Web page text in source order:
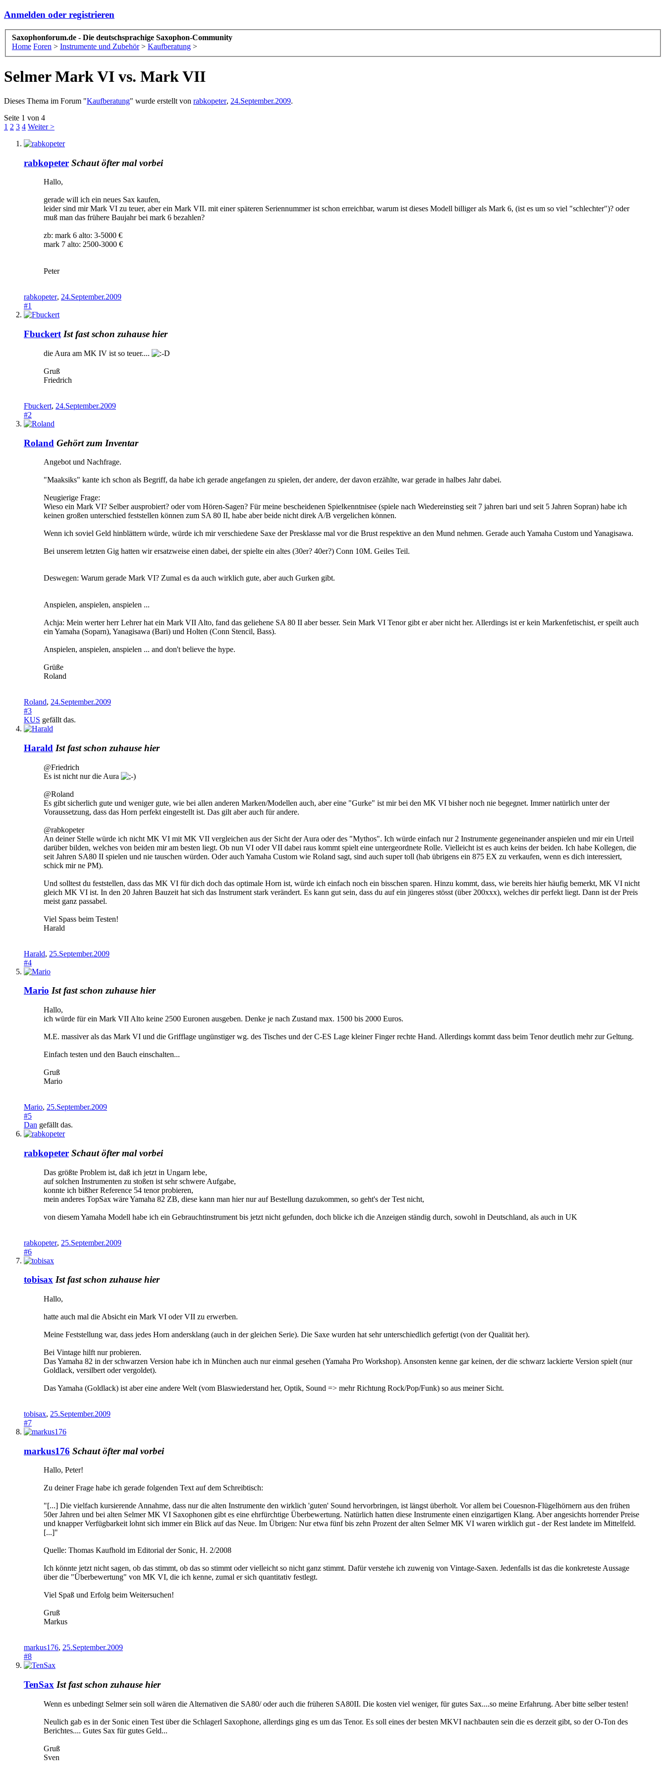
Anmelden oder registrieren
Saxophonforum.de - Die deutschsprachige Saxophon-Community
Home Foren > Instrumente und Zubehör > Kaufberatung >
Selmer Mark VI vs. Mark VII
Dieses Thema im Forum "Kaufberatung" wurde erstellt von rabkopeter, 24.September.2009.
Seite 1 von 4
1 2 3 4 Weiter >
rabkopeter Schaut öfter mal vorbei
Hallo,
gerade will ich ein neues Sax kaufen,
leider sind mir Mark VI zu teuer, aber ein Mark VII. mit einer späteren Seriennummer ist schon erreichbar, warum ist dieses Modell billiger als Mark 6, (ist es um so viel "schlechter")? oder
muß man das frühere Baujahr bei mark 6 bezahlen?
zb: mark 6 alto: 3-5000 €
mark 7 alto: 2500-3000 €
Peter
rabkopeter, 24.September.2009
#1
Fbuckert Ist fast schon zuhause hier
die Aura am MK IV ist so teuer....
Gruß
Friedrich
Fbuckert, 24.September.2009
#2
Roland Gehört zum Inventar
Angebot und Nachfrage.
"Maaksiks" kante ich schon als Begriff, da habe ich gerade angefangen zu spielen, der andere, der davon erzählte, war gerade in halbes Jahr dabei.
Neugierige Frage:
Wieso ein Mark VI? Selber ausprobiert? oder vom Hören-Sagen? Für meine bescheidenen Spielkenntnisee (spiele nach Wiedereinstieg seit 7 jahren bari und seit 5 Jahren Sopran) habe ich
keinen großen unterschied feststellen können zum SA 80 II, habe aber beide nicht direk A/B vergelichen können.
Wenn ich soviel Geld hinblättern würde, würde ich mir verschiedene Saxe der Presklasse mal vor die Brust respektive an den Mund nehmen. Gerade auch Yamaha Custom und Yanagisawa.
Bei unserem letzten Gig hatten wir ersatzweise einen dabei, der spielte ein altes (30er? 40er?) Conn 10M. Geiles Teil.
Deswegen: Warum gerade Mark VI? Zumal es da auch wirklich gute, aber auch Gurken gibt.
Anspielen, anspielen, anspielen ...
Achja: Mein werter herr Lehrer hat ein Mark VII Alto, fand das geliehene SA 80 II aber besser. Sein Mark VI Tenor gibt er aber nicht her. Allerdings ist er kein Markenfetischist, er speilt auch
ein Yamaha (Soparn), Yanagisawa (Bari) und Holten (Conn Stencil, Bass).
Anspielen, anspielen, anspielen ... and don't believe the hype.
Grüße
Roland
Roland, 24.September.2009
#3
KUS gefällt das.
Harald Ist fast schon zuhause hier
@Friedrich
Es ist nicht nur die Aura
@Roland
Es gibt sicherlich gute und weniger gute, wie bei allen anderen Marken/Modellen auch, aber eine "Gurke" ist mir bei den MK VI bisher noch nie begegnet. Immer natürlich unter der
Voraussetzung, dass das Horn perfekt eingestellt ist. Das gilt aber auch für andere.
@rabkopeter
An deiner Stelle würde ich nicht MK VI mit MK VII vergleichen aus der Sicht der Aura oder des "Mythos". Ich würde einfach nur 2 Instrumente gegeneinander anspielen und mir ein Urteil
darüber bilden, welches von beiden mir am besten liegt. Ob nun VI oder VII dabei raus kommt spielt eine untergeordnete Rolle. Vielleicht ist es auch keins der beiden. Ich habe Kollegen, die
seit Jahren SA80 II spielen und nie tauschen würden. Oder auch Yamaha Custom wie Roland sagt, sind auch super toll (hab übrigens ein 875 EX zu verkaufen, wenn es dich interessiert,
schick mir ne PM).
Und solltest du feststellen, dass das MK VI für dich doch das optimale Horn ist, würde ich einfach noch ein bisschen sparen. Hinzu kommt, dass, wie bereits hier häufig bemerkt, MK VI nicht
gleich MK VI ist. In den 20 Jahren Bauzeit hat sich das Instrument stark verändert. Es kann gut sein, dass du auf ein jüngeres stösst (über 200xxx), welches dir perfekt liegt. Dann ist der Preis
meist ganz passabel.
Viel Spass beim Testen!
Harald
Harald, 25.September.2009
#4
Mario Ist fast schon zuhause hier
Hallo,
ich würde für ein Mark VII Alto keine 2500 Euronen ausgeben. Denke je nach Zustand max. 1500 bis 2000 Euros.
M.E. massiver als das Mark VI und die Grifflage ungünstiger wg. des Tisches und der C-ES Lage kleiner Finger rechte Hand. Allerdings kommt dass beim Tenor deutlich mehr zur Geltung.
Einfach testen und den Bauch einschalten...
Gruß
Mario
Mario, 25.September.2009
#5
Dan gefällt das.
rabkopeter Schaut öfter mal vorbei
Das größte Problem ist, daß ich jetzt in Ungarn lebe,
auf solchen Instrumenten zu stoßen ist sehr schwere Aufgabe,
konnte ich bißher Reference 54 tenor probieren,
mein anderes TopSax wäre Yamaha 82 ZB, diese kann man hier nur auf Bestellung dazukommen, so geht's der Test nicht,
von diesem Yamaha Modell habe ich ein Gebrauchtinstrument bis jetzt nicht gefunden, doch blicke ich die Anzeigen ständig durch, sowohl in Deutschland, als auch in UK
rabkopeter, 25.September.2009
#6
tobisax Ist fast schon zuhause hier
Hallo,
hatte auch mal die Absicht ein Mark VI oder VII zu erwerben.
Meine Feststellung war, dass jedes Horn andersklang (auch in der gleichen Serie). Die Saxe wurden hat sehr unterschiedlich gefertigt (von der Qualität her).
Bei Vintage hilft nur probieren.
Das Yamaha 82 in der schwarzen Version habe ich in München auch nur einmal gesehen (Yamaha Pro Workshop). Ansonsten kenne gar keinen, der die schwarz lackierte Version spielt (nur
Goldlack, versilbert oder vergoldet).
Das Yamaha (Goldlack) ist aber eine andere Welt (vom Blaswiederstand her, Optik, Sound => mehr Richtung Rock/Pop/Funk) so aus meiner Sicht.
tobisax, 25.September.2009
#7
markus176 Schaut öfter mal vorbei
Hallo, Peter!
Zu deiner Frage habe ich gerade folgenden Text auf dem Schreibtisch:
"[...] Die vielfach kursierende Annahme, dass nur die alten Instrumente den wirklich 'guten' Sound hervorbringen, ist längst überholt. Vor allem bei Couesnon-Flügelhörnern aus den frühen
50er Jahren und bei alten Selmer MK VI Saxophonen gibt es eine ehrfürchtige Überbewertung. Natürlich hatten diese Instrumente einen einzigartigen Klang. Aber angesichts horrender Preise
und knapper Verfügbarkeit lohnt sich immer ein Blick auf das Neue. Im Übrigen: Nur etwa fünf bis zehn Prozent der alten Selmer MK VI waren wirklich gut - der Rest landete im Mittelfeld.
[...]"
Quelle: Thomas Kaufhold im Editorial der Sonic, H. 2/2008
Ich könnte jetzt nicht sagen, ob das stimmt, ob das so stimmt oder vielleicht so nicht ganz stimmt. Dafür verstehe ich zuwenig von Vintage-Saxen. Jedenfalls ist das die konkreteste Aussage
über die "Überbewertung" von MK VI, die ich kenne, zumal er sich quantitativ festlegt.
Viel Spaß und Erfolg beim Weitersuchen!
Gruß
Markus
markus176, 25.September.2009
#8
TenSax Ist fast schon zuhause hier
Wenn es unbedingt Selmer sein soll wären die Alternativen die SA80/ oder auch die früheren SA80II. Die kosten viel weniger, für gutes Sax....so meine Erfahrung. Aber bitte selber testen!
Neulich gab es in der Sonic einen Test über die Schlagerl Saxophone, allerdings ging es um das Tenor. Es soll eines der besten MKVI nachbauten sein die es derzeit gibt, so der O-Ton des
Berichtes.... Gutes Sax für gutes Geld...
Gruß
Sven